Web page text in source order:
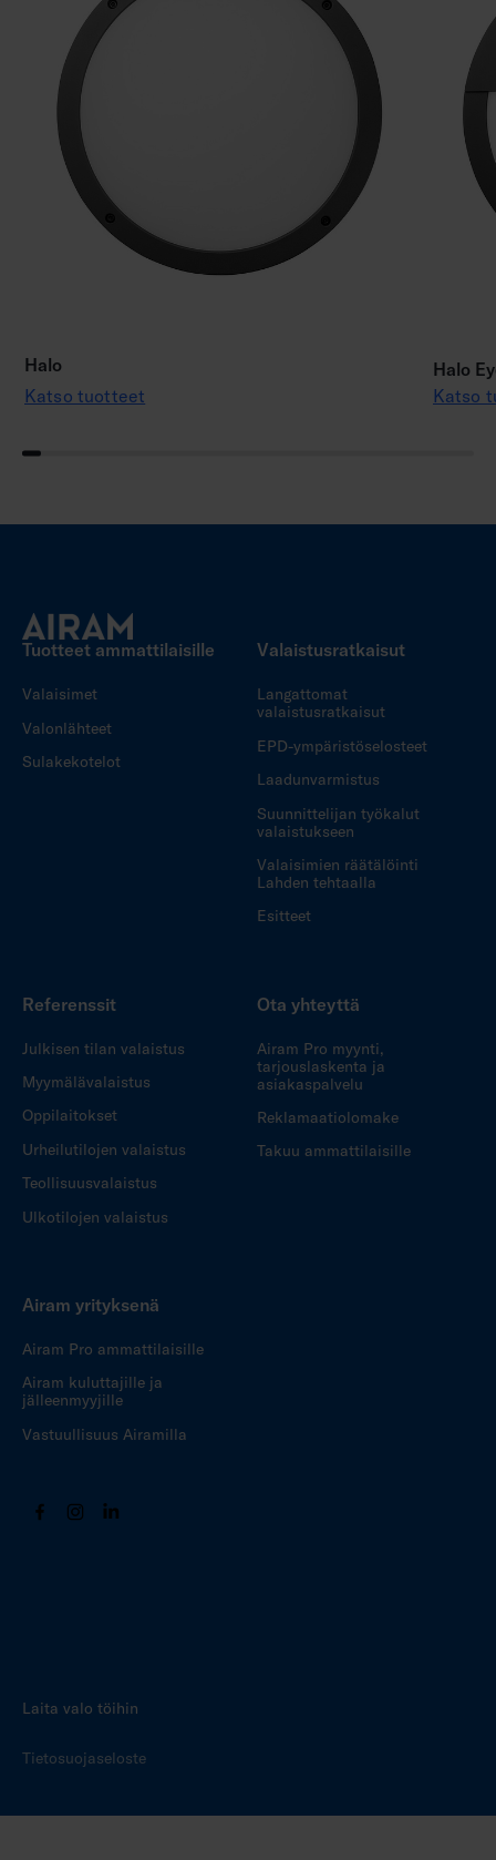
Halo
Katso tuotteet
Halo
Katso
Tuotteet ammattilaisille
Valaisimet
Valonlähteet
Sulakekotelot
Valaistusratkaisut
Langattomat
valaistusratkaisut
EPD-ympäristöselosteet
Laadunvarmistus
Suunnittelijan työkalut
valaistukseen
Valaisimien räätälöinti
Lahden tehtaalla
Esitteet
Referenssit
Julkisen tilan valaistus
Myymälävalaistus
Oppilaitokset
Urheilutilojen valaistus
Teollisuusvalaistus
Ulkotilojen valaistus
Ota yhteyttä
Airam Pro myynti,
tarjouslaskenta ja
asiakaspalvelu
Reklamaatiolomake
Takuu ammattilaisille
Airam yrityksenä
Airam Pro ammattilaisille
Airam kuluttajille ja
jälleenmyyjille
Vastuullisuus Airamilla
Laita valo töihin
Tietosuojaseloste